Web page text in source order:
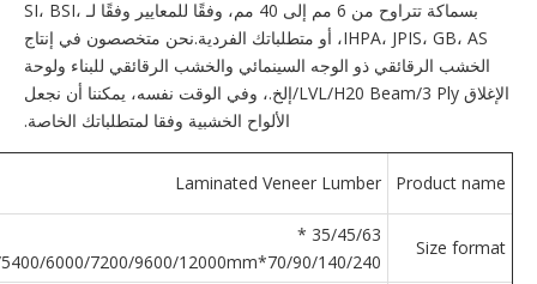
بسماكة تتراوح من 6 مم إلى 40 مم، وفقًا للمعايير وفقًا لـ SI، BSI،
IHPA، JPIS، GB، AS، أو متطلباتك الفردية.نحن متخصصون في إنتاج
الخشب الرقائقي ذو الوجه السينمائي والخشب الرقائقي للبناء ولوحة
الإغلاق LVL/H20 Beam/3 Ply/إلخ.، وفي الوقت نفسه، يمكننا أن نجعل
الألواح الخشبية وفقا لمتطلباتك الخاصة.
Product name
Laminated Veneer Lumber
Size format
35/45/63 *
70/90/140/240*2700/3600/4500/5400/6000/7200/9600/12000mm